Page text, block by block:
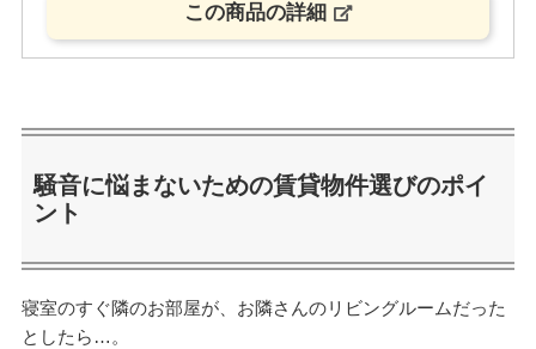
この商品の詳細
騒音に悩まないための賃貸物件選びのポイ
ント
寝室のすぐ隣のお部屋が、お隣さんのリビングルームだった
としたら…。